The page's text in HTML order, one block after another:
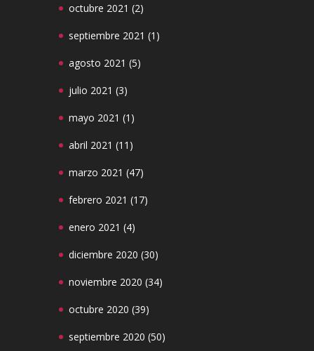
octubre 2021 (2)
septiembre 2021 (1)
agosto 2021 (5)
julio 2021 (3)
mayo 2021 (1)
abril 2021 (11)
marzo 2021 (47)
febrero 2021 (17)
enero 2021 (4)
diciembre 2020 (30)
noviembre 2020 (34)
octubre 2020 (39)
septiembre 2020 (50)